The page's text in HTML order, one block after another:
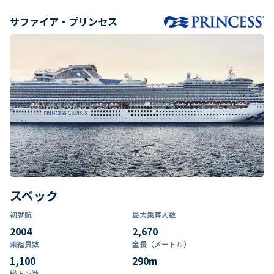
サファイア・プリンセス
スペック
初就航
2004
最大乗客人数
2,670
乗組員数​
1,100
全長（メートル）
290m